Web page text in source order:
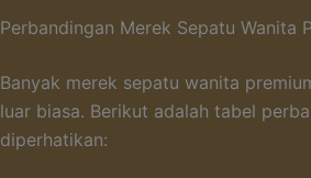
Perbandingan Merek Sepatu Wanita
Banyak merek sepatu wanita
luar biasa. Berikut adalah tabel
diperhatikan: